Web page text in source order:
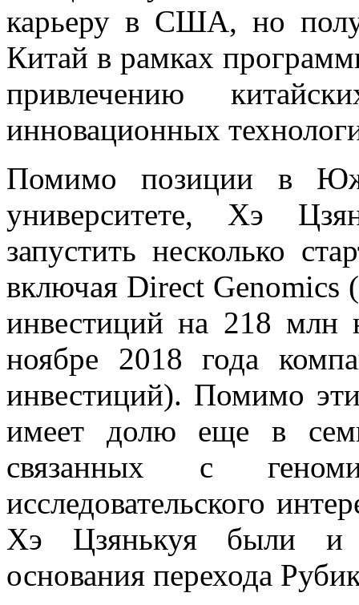
карьеру в США, но
Китай в рамках
привлечению
инновационных
Помимо позиции в
университете, Хэ
запустить несколько
включая Direct Genomics
инвестиций на 218
ноябре 2018 года
инвестиций). Помимо
имеет долю еще в
связанных с
исследовательского
Хэ Цзянькуя были и
основания перехода